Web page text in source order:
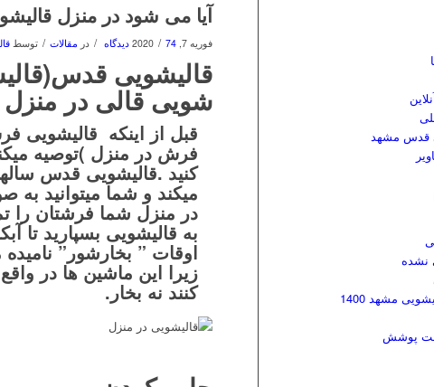
آیا می شود در منزل
فوریه 7, 2020 / 74 دیدگاه / در مقالات / توسط
قالیشویی
شویی قالی در منزل
قبل از اینکه قالیشویی
فرش در منزل )توصیه
کنید .قالیشویی قدس
میکند و شما میتوانید
در منزل شما فرشتان را
به قالیشویی بسپارید تا
اوقات ” بخارشور”
زیرا این ماشین ها در
کنند نه بخار.
قدس مشهد
نشده
مشهد 1400
پوشش